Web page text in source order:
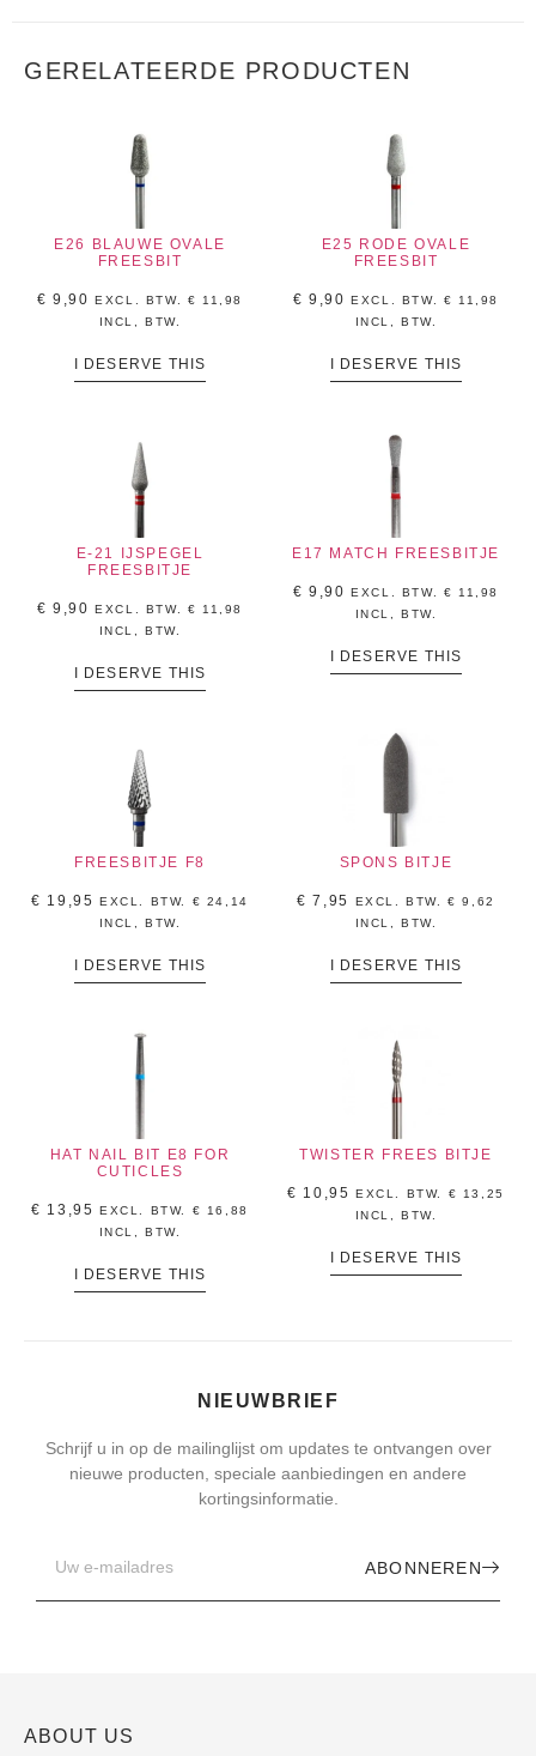
GERELATEERDE PRODUCTEN
E26 BLAUWE OVALE
FREESBIT
€ 9,90 EXCL. BTW. €
11,98
INCL, BTW.
I DESERVE THIS
E25 RODE OVALE
FREESBIT
€ 9,90 EXCL. BTW. €
11,98
INCL, BTW.
I DESERVE THIS
E-21 IJSPEGEL
FREESBITJE
€ 9,90 EXCL. BTW. €
11,98
INCL, BTW.
I DESERVE THIS
E17 MATCH FREESBITJE
€ 9,90 EXCL. BTW. €
11,98
INCL, BTW.
I DESERVE THIS
FREESBITJE F8
€ 19,95 EXCL. BTW. € 24,14
INCL, BTW.
I DESERVE THIS
SPONS BITJE
€ 7,95 EXCL. BTW.€ 9,62
INCL, BTW.
I DESERVE THIS
HAT NAIL BIT E8 FOR
CUTICLES
€ 13,95 EXCL. BTW. €
16,88
INCL, BTW.
I DESERVE THIS
TWISTER FREES BITJE
€ 10,95 EXCL. BTW. €
13,25
INCL, BTW.
I DESERVE THIS
NIEUWBRIEF
Schrijf u in op de mailinglijst om updates te ontvangen over
nieuwe producten, speciale aanbiedingen en andere
kortingsinformatie.
ABONNEREN
ABOUT US